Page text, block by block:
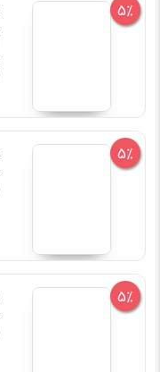
5%
5%
5%